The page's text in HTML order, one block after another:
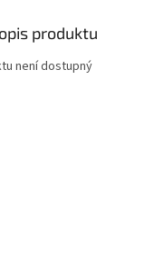
produktu
není dostupný